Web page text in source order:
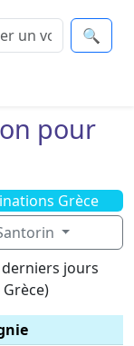
🔍
pour
Grèce
jours